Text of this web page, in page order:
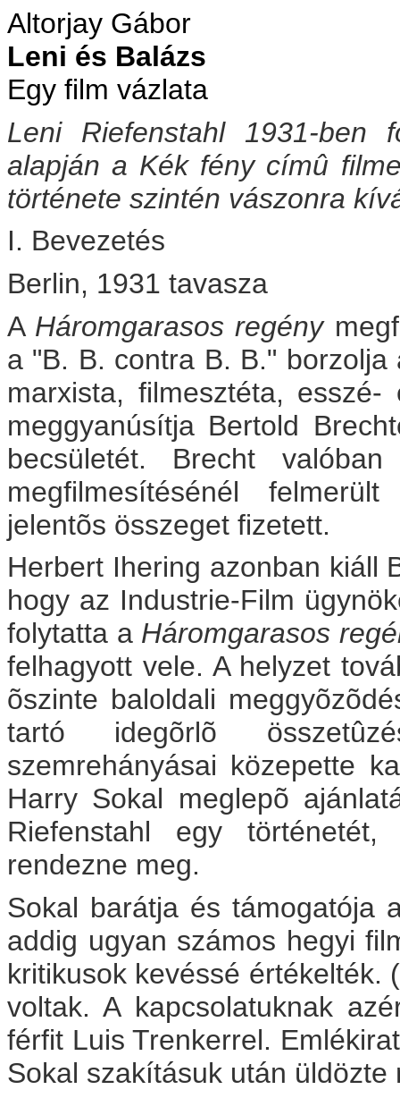
Altorjay Gábor
Leni és Balázs
Egy film vázlata
Leni Riefenstahl 1931-ben
alapján a Kék fény címû
története szintén vászonra
I. Bevezetés
Berlin, 1931 tavasza
A Háromgarasos regény
a "B. B. contra B. B."
marxista, filmesztéta,
meggyanúsítja Bertold
becsületét. Brecht
megfilmesítésénél
jelentõs összeget fizetett.
Herbert Ihering azonban kiáll
hogy az Industrie-Film
folytatta a Háromgarasos
felhagyott vele. A helyzet
õszinte baloldali
tartó idegõrlõ
szemrehányásai közepette
Harry Sokal meglepõ
Riefenstahl egy
rendezne meg.
Sokal barátja és támogatója
addig ugyan számos hegyi
kritikusok kevéssé értékelték.
voltak. A kapcsolatuknak
férfit Luis Trenkerrel.
Sokal szakításuk után üldözte